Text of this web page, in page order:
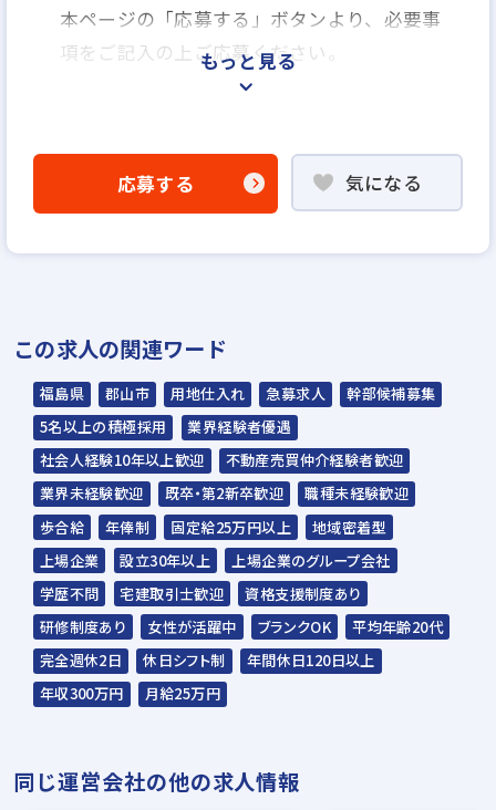
本ページの「応募する」ボタンより、必要事
項をご記入の上ご応募ください。
「応募する」よりエントリー
WEB応募書類による書類選考
▼
▼
内定
☆ご応募から内定までは3～4週間を予定。
☆入社時期は相談に応じます。現在、在職中
の方も積極的にご応募ください。
☆応募の秘密は厳守いたします。
グッドデザイン賞・キ
ッズ賞などの受賞をし
ているケイアイの住
宅。 デザインだけでな
く、品質やお値段にも
2023年 第17回 キッ
ズデザイン賞 受賞！
「小路の小町
komichi no Komachi」
2023年 第17回 キッ
ズデザイン賞 受賞！
「みんなの交差庭（こ
うさてい）」
もっと見る
応募する 気になる
この求人の関連ワード
福島県 郡山市 用地仕入れ 急募求人
幹部候補募集
5名以上の積極採用
業界経験者優遇
社会人経験10年以上歓迎
不動産売買仲介経験者歓迎
業界未経験歓迎
既卒・第2新卒歓迎
職種未経験歓迎
歩合給
年俸制 固定給25万円以上
地域密着型
上場企業
設立30年以上
上場企業のグループ会社
学歴不問
宅建取引士歓迎
資格支援制度あり
研修制度あり
女性が活躍中 ブランクOK
平均年齢20代
完全週休2日
休日シフト制
年間休日120日以上
年収300万円
月給25万円
同じ運営会社の他の求人情報